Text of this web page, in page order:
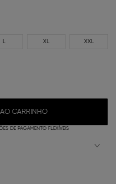
L XL XXL
CARRINHO
DE PAGAMENTO FLEXÍVEIS